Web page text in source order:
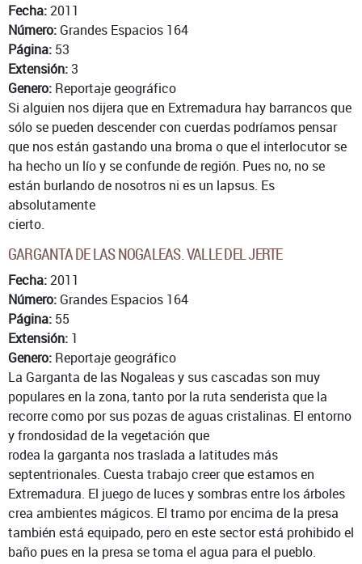
Fecha:2011
Número: Grandes Espacios 164
Página: 53
Extensión:3
Genero: Reportaje geográfico
Si alguien nos dijera que en Extremadura hay barrancos que
sólo se pueden descender con cuerdas podríamos pensar
que nos están gastando una broma o que el interlocutor se
ha hecho un lío y se confunde de región. Pues no, no se
están burlando de nosotros ni es un lapsus. Es
absolutamente
cierto.
GARGANTA DE LAS NOGALEAS. VALLE DEL JERTE
Fecha:2011
Número: Grandes Espacios 164
Página: 55
Extensión: 1
Genero: Reportaje geográfico
La Garganta de las Nogaleas y sus cascadas son muy
populares en la zona, tanto por la ruta senderista que la
recorre como por sus pozas de aguas cristalinas. El entorno
y frondosidad de la vegetación que
rodea la garganta nos traslada a latitudes más
septentrionales. Cuesta trabajo creer que estamos en
Extremadura. El juego de luces y sombras entre los árboles
crea ambientes mágicos. El tramo por encima de la presa
también está equipado, pero en este sector está prohibido el
baño pues en la presa se toma el agua para el pueblo.